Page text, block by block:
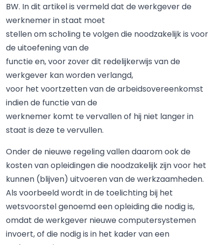
BW. In dit artikel is vermeld dat de werkgever de
werknemer in staat moet
stellen om scholing te volgen die noodzakelijk is voor
de uitoefening van de
functie en, voor zover dit redelijkerwijs van de
werkgever kan worden verlangd,
voor het voortzetten van de arbeidsovereenkomst
indien de functie van de
werknemer komt te vervallen of hij niet langer in
staat is deze te vervullen.
Onder de nieuwe regeling vallen daarom ook de
kosten van opleidingen die noodzakelijk zijn voor het
kunnen (blijven) uitvoeren van de werkzaamheden.
Als voorbeeld wordt in de toelichting bij het
wetsvoorstel genoemd een opleiding die nodig is,
omdat de werkgever nieuwe computersystemen
invoert, of die nodig is in het kader van een